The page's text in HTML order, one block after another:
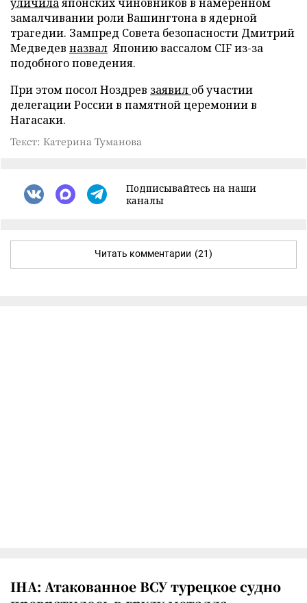
замалчивании роли Вашингтона в ядерной
трагедии. Зампред Совета безопасности Дмитрий
Медведев назвал Японию вассалом CIF из-за
подобного поведения.
При этом посол Ноздрев заявил об участии
делегации России в памятной церемонии в
Нагасаки.
Текст: Катерина Туманова
Подписывайтесь на наши
каналы
Читать комментарии (21)
IHA: Атакованное ВСУ турецкое судно